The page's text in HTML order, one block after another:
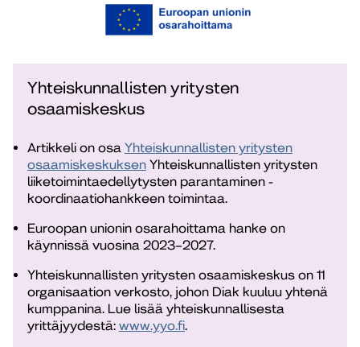
Yhteiskunnallisten yritysten
osaamiskeskus
Artikkeli on osa Yhteiskunnallisten yritysten
osaamiskeskuksen Yhteiskunnallisten yritysten
liiketoimintaedellytysten parantaminen -
koordinaatiohankkeen toimintaa.
Euroopan unionin osarahoittama hanke on
käynnissä vuosina 2023–2027.
Yhteiskunnallisten yritysten osaamiskeskus on 11
organisaation verkosto, johon Diak kuuluu yhtenä
kumppanina. Lue lisää yhteiskunnallisesta
yrittäjyydestä: www.yyo.fi.